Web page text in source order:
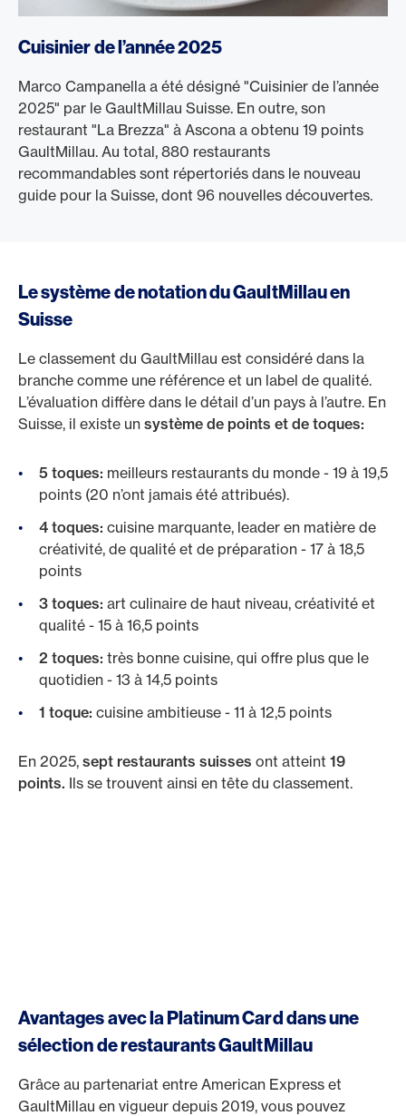
Cuisinier de l’année 2025
Marco Campanella a été désigné "Cuisinier de l’année
2025" par le GaultMillau Suisse. En outre, son
restaurant "La Brezza" à Ascona a obtenu 19 points
GaultMillau. Au total, 880 restaurants
recommandables sont répertoriés dans le nouveau
guide pour la Suisse, dont 96 nouvelles découvertes.
Le système de notation du GaultMillau en
Suisse
Le classement du GaultMillau est considéré dans la
branche comme une référence et un label de qualité.
L’évaluation diffère dans le détail d’un pays à l’autre. En
Suisse, il existe un système de points et de toques:
5 toques: meilleurs restaurants du monde - 19 à 19,5
points (20 n’ont jamais été attribués).
4 toques: cuisine marquante, leader en matière de
créativité, de qualité et de préparation - 17 à 18,5
points
3 toques: art culinaire de haut niveau, créativité et
qualité - 15 à 16,5 points
2 toques: très bonne cuisine, qui offre plus que le
quotidien - 13 à 14,5 points
1 toque: cuisine ambitieuse - 11 à 12,5 points
En 2025, sept restaurants suisses ont atteint 19
points. Ils se trouvent ainsi en tête du classement.
Avantages avec la Platinum Card dans une
sélection de restaurants GaultMillau
Grâce au partenariat entre American Express et
GaultMillau en vigueur depuis 2019, vous pouvez